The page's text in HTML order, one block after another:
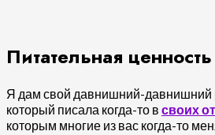
Питательная
Я дам свой давнишний-давнишний
который писала когда-то в своих
которым многие из вас когда-то